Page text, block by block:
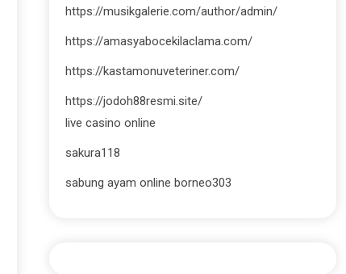
https://musikgalerie.com/author/admin/
https://amasyabocekilaclama.com/
https://kastamonuveteriner.com/
https://jodoh88resmi.site/
live casino online
sakura118
sabung ayam online borneo303